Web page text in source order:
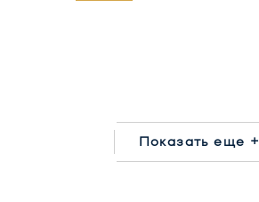
Показать еще +